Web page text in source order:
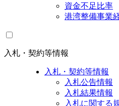
資金不足比率
港湾整備事業
入札・契約等情報
入札・契約等情報
入札公告情報
入札結果情報
入札に関する